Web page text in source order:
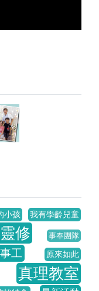
小孩 我有學齡兒童
修 事奉團隊
工 原來如此
真理教室